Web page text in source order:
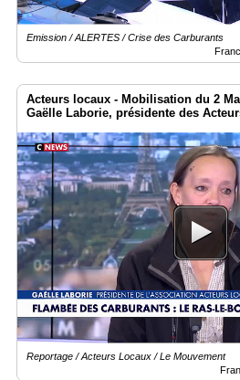
Emission / ALERTES / Crise des Carburants
Acteurs locaux - Mobilisation du 2
Gaëlle Laborie, présidente des
Reportage / Acteurs Locaux / Le Mouvement